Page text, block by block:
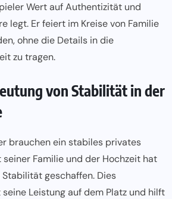
Wert auf Authentizität und
legt. Er feiert im Kreise von Familie
ohne die Details in die
zu tragen.
von Stabilität in der
brauchen ein stabiles privates
seiner Familie und der Hochzeit hat
geschaffen. Dies
Leistung auf dem Platz und hilft